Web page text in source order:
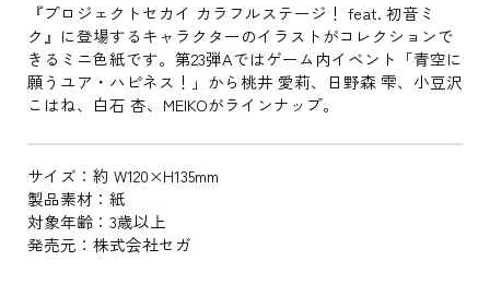
『プロジェクトセカイ カラフルステージ！ feat. 初音ミ
ク』に登場するキャラクターのイラストがコレクションで
きるミニ色紙です。第23弾Aではゲーム内イベント「青空に
願うユア・ハピネス！」から桃井 愛莉、日野森 雫、小豆沢
こはね、白石 杏、MEIKOがラインナップ。
サイズ：約 W120×H135mm
製品素材：紙
対象年齢：3歳以上
発売元：株式会社セガ